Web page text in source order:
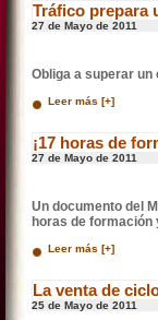
Tráfico prepara
27 de Mayo de 2011
Obliga a superar un
Leer más [+]
¡17 horas de
27 de Mayo de 2011
Un documento del
horas de formación
Leer más [+]
La venta de
25 de Mayo de 2011